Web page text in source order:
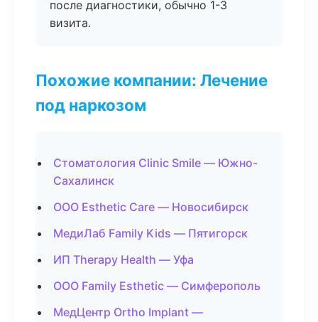
после диагностики, обычно 1-3
визита.
Похожие компании: Лечение
под наркозом
Стоматология Clinic Smile — Южно-
Сахалинск
ООО Esthetic Care — Новосибирск
МедиЛаб Family Kids — Пятигорск
ИП Therapy Health — Уфа
ООО Family Esthetic — Симферополь
МедЦентр Ortho Implant —